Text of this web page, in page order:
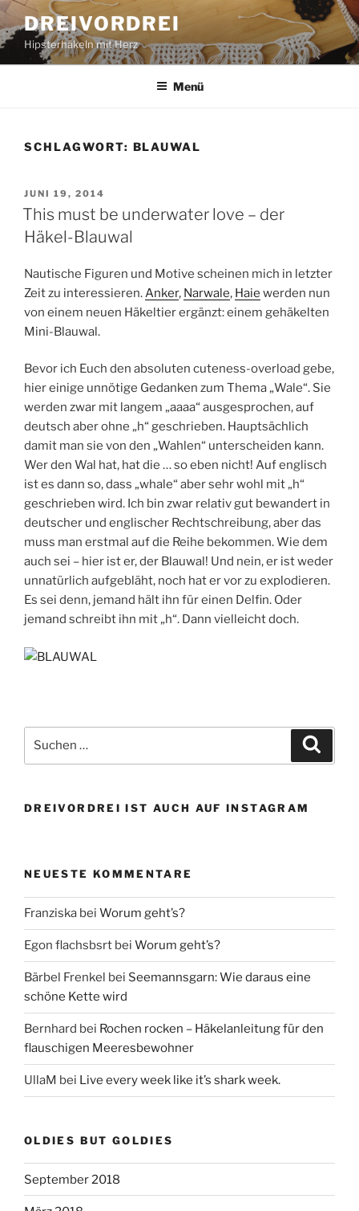
Zum
Inhalt
springen
DREIVORDREI
Hipsterhäkeln mit Herz
Menü
SCHLAGWORT: BLAUWAL
VERÖFFENTLICHT
AM
JUNI 19, 2014
This must be underwater love – der
Häkel-Blauwal
Nautische Figuren und Motive scheinen mich in letzter
Zeit zu interessieren.Anker, Narwale, Haie werden nun
von einem neuen Häkeltier ergänzt: einem gehäkelten
Mini-Blauwal.
Bevor ich Euch den absoluten cuteness-overload gebe,
hier einige unnötige Gedanken zum Thema „Wale“. Sie
werden zwar mit langem „aaaa“ ausgesprochen, auf
deutsch aber ohne „h“ geschrieben. Hauptsächlich
damit man sie von den „Wahlen“ unterscheiden kann.
Wer den Wal hat, hat die … so eben nicht! Auf englisch
ist es dann so, dass „whale“ aber sehr wohl mit „h“
geschrieben wird. Ich bin zwar relativ gut bewandert in
deutscher und englischer Rechtschreibung, aber das
muss man erstmal auf die Reihe bekommen. Wie dem
auch sei – hier ist er, der Blauwal! Und nein, er ist weder
unnatürlich aufgebläht, noch hat er vor zu explodieren.
Es sei denn, jemand hält ihn für einen Delfin. Oder
jemand schreibt ihn mit „h“. Dann vielleicht doch.
Suchen
DREIVORDREI IST AUCH AUF INSTAGRAM
NEUESTE KOMMENTARE
Franziska bei Worum geht’s?
Egon flachsbsrt bei Worum geht’s?
Bärbel Frenkel bei Seemannsgarn: Wie daraus eine
schöne Kette wird
Bernhard bei Rochen rocken – Häkelanleitung für den
flauschigen Meeresbewohner
UllaM bei Live every week like it’s shark week.
OLDIES BUT GOLDIES
September 2018